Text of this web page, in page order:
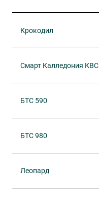
Крокодил
Смарт Калледония КВС
БТС 590
БТС 980
Леопард